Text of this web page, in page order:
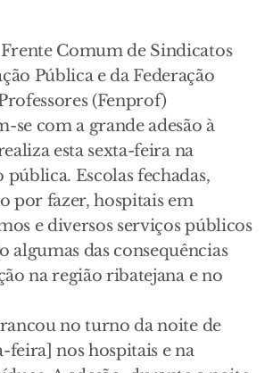
Comum de Sindicatos
Pública e da Federação
(Fenprof)
se com a grande adesão à
esta sexta-feira na
Escolas fechadas,
por fazer, hospitais em
e diversos serviços públicos
algumas das consequências
na região ribatejana e no
no turno da noite de
feira] nos hospitais e na